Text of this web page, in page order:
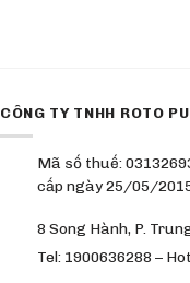
CÔNG TY TNHH ROTO
Mã số thuế:
cấp ngày 25/05/
8 Song Hành, P.
Tel: 1900636288 –